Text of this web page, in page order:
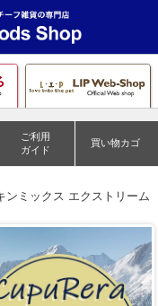
ご利用
ガイド
買い物カゴ
ミックス エクストリーム